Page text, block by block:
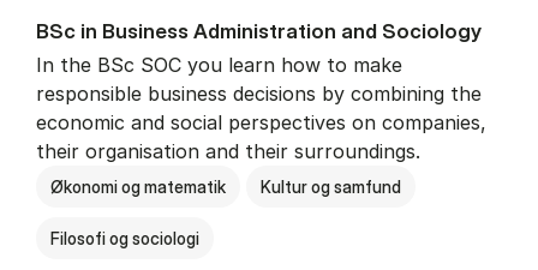
BSc in Busi­ness Ad­min­is­tra­tion and So­ci­ology
In the BSc SOC you learn how to make
responsible business decisions by combining the
economic and social perspectives on companies,
their organisation and their surroundings.
Økonomi og matematik Kultur og samfund
Filosofi og sociologi